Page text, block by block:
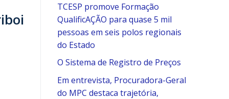
TCESP promove Formação
QualificAÇÃO para quase 5 mil
pessoas em seis polos regionais
do Estado
O Sistema de Registro de Preços
Em entrevista, Procuradora-Geral
do MPC destaca trajetória,